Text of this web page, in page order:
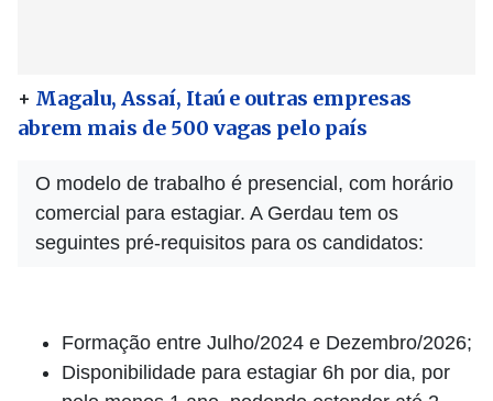
+ Magalu, Assaí, Itaú e outras empresas
abrem mais de 500 vagas pelo país
O modelo de trabalho é presencial, com horário
comercial para estagiar. A Gerdau tem os
seguintes pré-requisitos para os candidatos:
Formação entre Julho/2024 e Dezembro/2026;
Disponibilidade para estagiar 6h por dia, por